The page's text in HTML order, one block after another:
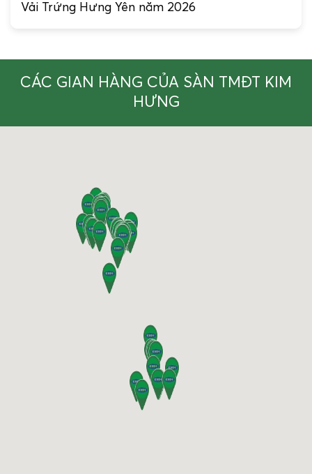
Vải Trứng Hưng Yên năm 2026
CÁC GIAN HÀNG CỦA SÀN TMĐT KIM
HƯNG